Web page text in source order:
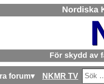
forum NKMR TV
Sök